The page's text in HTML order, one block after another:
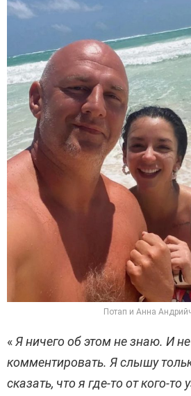
Потап и Анна
«Я ничего об этом не знаю. И
комментировать. Я слышу
сказать, что я где-то от кого-то